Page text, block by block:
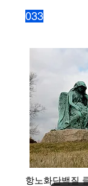
033
항노화단백질